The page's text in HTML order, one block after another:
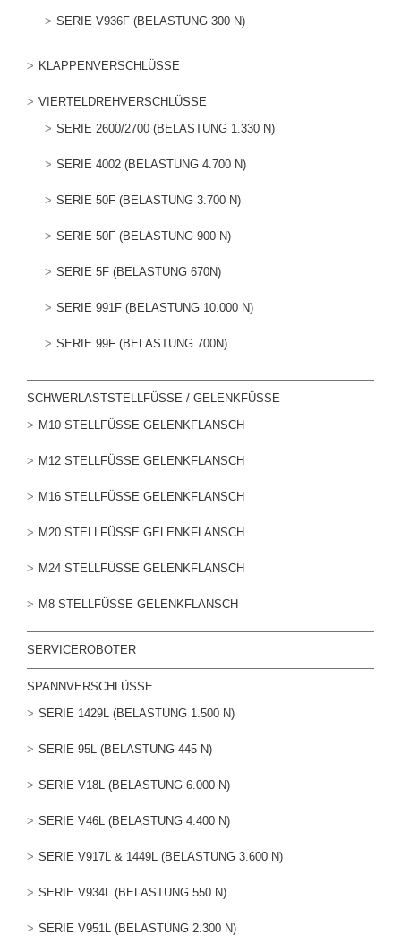
SERIE V936F (BELASTUNG 300 N)
KLAPPENVERSCHLÜSSE
VIERTELDREHVERSCHLÜSSE
SERIE 2600/2700 (BELASTUNG 1.330 N)
SERIE 4002 (BELASTUNG 4.700 N)
SERIE 50F (BELASTUNG 3.700 N)
SERIE 50F (BELASTUNG 900 N)
SERIE 5F (BELASTUNG 670N)
SERIE 991F (BELASTUNG 10.000 N)
SERIE 99F (BELASTUNG 700N)
SCHWERLASTSTELLFÜSSE / GELENKFÜSSE
M10 STELLFÜSSE GELENKFLANSCH
M12 STELLFÜSSE GELENKFLANSCH
M16 STELLFÜSSE GELENKFLANSCH
M20 STELLFÜSSE GELENKFLANSCH
M24 STELLFÜSSE GELENKFLANSCH
M8 STELLFÜSSE GELENKFLANSCH
SERVICEROBOTER
SPANNVERSCHLÜSSE
SERIE 1429L (BELASTUNG 1.500 N)
SERIE 95L (BELASTUNG 445 N)
SERIE V18L (BELASTUNG 6.000 N)
SERIE V46L (BELASTUNG 4.400 N)
SERIE V917L & 1449L (BELASTUNG 3.600 N)
SERIE V934L (BELASTUNG 550 N)
SERIE V951L (BELASTUNG 2.300 N)